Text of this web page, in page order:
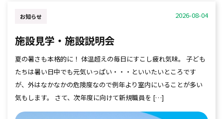
2026-08-04
お知らせ
施設見学・施設説明会
夏の暑さも本格的に！ 体温超えの毎日にすこし疲れ気味。 子ども
たちは暑い日中でも元気いっぱい・・・といいたいところです
が、外はなかなかの危険度なので例年より室内にいることが多い
気もします。 さて、次年度に向けて新規職員を […]